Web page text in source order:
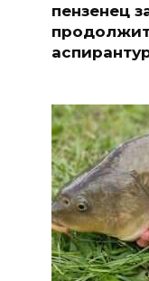
пензенец